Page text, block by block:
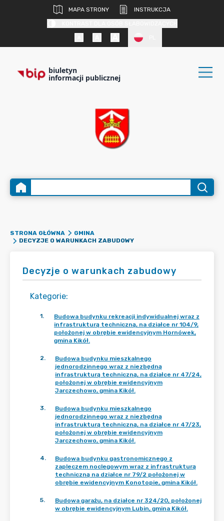
MAPA STRONY
INSTRUKCJA
biuletyn
informacji publicznej
STRONA GŁÓWNA
GMINA
DECYZJE O WARUNKACH ZABUDOWY
Decyzje o warunkach zabudowy
Kategorie:
1.
Budowa budynku rekreacji indywidualnej wraz z
infrastrukturą techniczną, na działce nr 104/9,
położonej w obrębie ewidencyjnym Hornówek,
gmina Kikół.
2.
Budowa budynku mieszkalnego
jednorodzinnego wraz z niezbędną
infrastrukturą techniczną, na działce nr 47/24,
położonej w obrębie ewidencyjnym
Jarczechowo, gmina Kikół.
3.
Budowa budynku mieszkalnego
jednorodzinnego wraz z niezbędną
infrastrukturą techniczną, na działce nr 47/23,
położonej w obrębie ewidencyjnym
Jarczechowo, gmina Kikół.
4.
Budowa budynku gastronomicznego z
zapleczem noclegowym wraz z infrastrukturą
techniczną na działce nr 79/2 położonej w
obrębie ewidencyjnym Konotopie, gmina Kikół.
5.
Budowa garażu, na działce nr 324/20, położonej
w obrębie ewidencyjnym Lubin, gmina Kikół.